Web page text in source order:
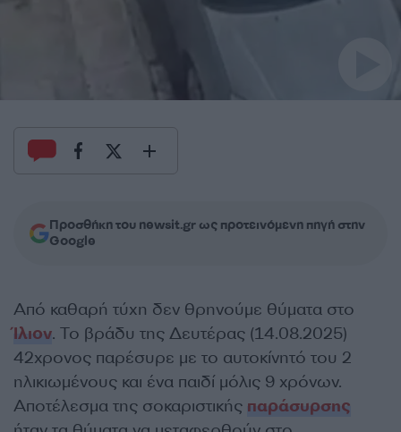
Προσθήκη του newsit.gr ως προτεινόμενη πηγή στην
Google
Από καθαρή τύχη δεν θρηνούμε θύματα στο
Ίλιον. Το βράδυ της Δευτέρας (14.08.2025)
42χρονος παρέσυρε με το αυτοκίνητό του 2
ηλικιωμένους και ένα παιδί μόλις 9 χρόνων.
Αποτέλεσμα της σοκαριστικής παράσυρσης